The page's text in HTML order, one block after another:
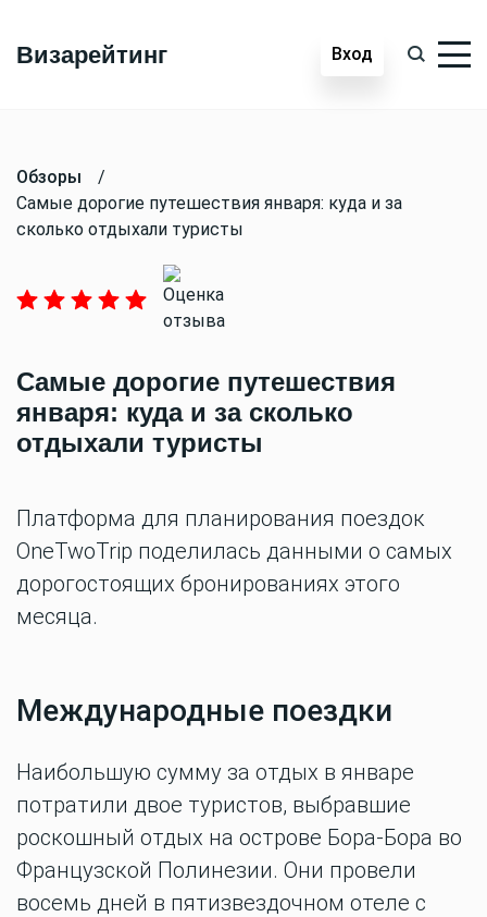
Визарейтинг Вход
Обзоры
/
Самые дорогие путешествия января: куда и за
сколько отдыхали туристы
Самые дорогие путешествия
января: куда и за сколько
отдыхали туристы
Платформа для планирования поездок
OneTwoTrip поделилась данными о самых
дорогостоящих бронированиях этого
месяца.
Международные поездки
Наибольшую сумму за отдых в январе
потратили двое туристов, выбравшие
роскошный отдых на острове Бора-Бора во
Французской Полинезии. Они провели
восемь дней в пятизвездочном отеле с